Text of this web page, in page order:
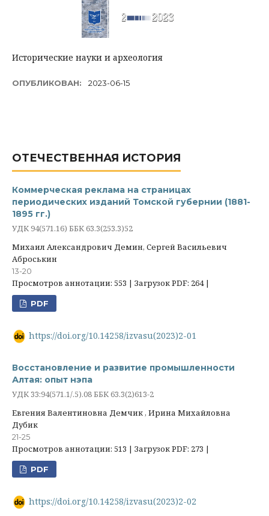
Исторические науки и археология
ОПУБЛИКОВАН: 2023-06-15
ОТЕЧЕСТВЕННАЯ ИСТОРИЯ
Коммерческая реклама на страницах
периодических изданий Томской губернии (1881-
1895 гг.)
УДК 94(571.16) ББК 63.3(253.3)52
Михаил Александрович Демин, Сергей Васильевич
Аброськин
13-20
Просмотров аннотации: 553 | Загрузок PDF: 264 |
PDF
https://doi.org/10.14258/izvasu(2023)2-01
Восстановление и развитие промышленности
Алтая: опыт нэпа
УДК 33:94(571.1/.5).08 ББК 63.3(2)613-2
Евгения Валентиновна Демчик , Ирина Михайловна
Дубик
21-25
Просмотров аннотации: 513 | Загрузок PDF: 273 |
PDF
https://doi.org/10.14258/izvasu(2023)2-02